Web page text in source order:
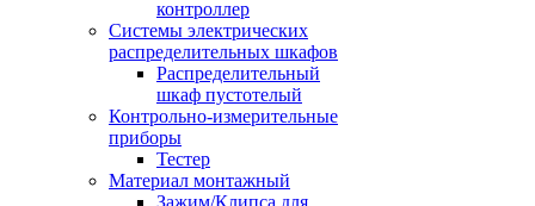
контроллер
Системы электрических
распределительных шкафов
Распределительный
шкаф пустотелый
Контрольно-измерительные
приборы
Тестер
Материал монтажный
Зажим/Клипса для